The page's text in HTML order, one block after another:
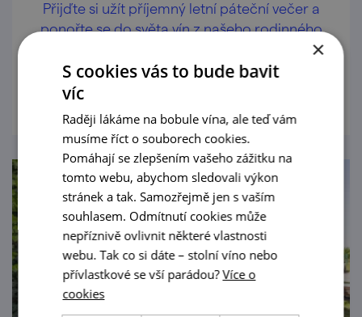
Přijďte si užít příjemný letní páteční večer a
ponořte se do světa vín z našeho rodinného
×
S cookies vás to bude bavit
víc
Raději lákáme na bobule vína, ale teď vám
musíme říct o souborech cookies.
Pomáhají se zlepšením vašeho zážitku na
tomto webu, abychom sledovali výkon
stránek a tak. Samozřejmě jen s vaším
souhlasem. Odmítnutí cookies může
nepříznivě ovlivnit některé vlastnosti
webu. Tak co si dáte – stolní víno nebo
přívlastkové se vší parádou?Více o
cookies